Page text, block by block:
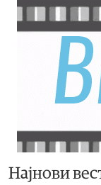
Најнови